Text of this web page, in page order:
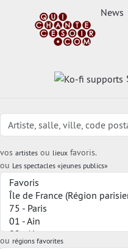
News
vos artistes ou lieux favoris.
ou Les spectacles «jeunes publics»
ou régions favorites